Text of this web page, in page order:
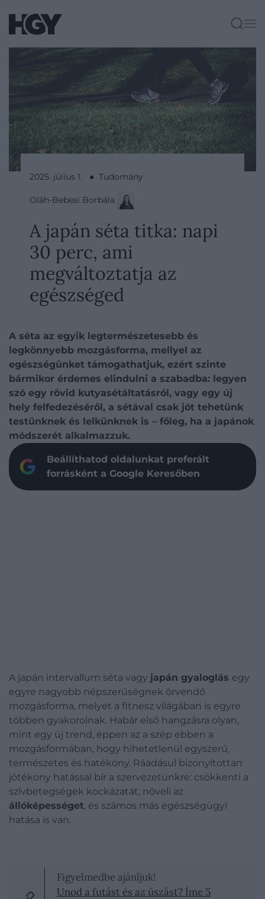
2025. július 1. ● Tudomány
Oláh-Bebesi Borbála
A japán séta titka: napi
30 perc, ami
megváltoztatja az
egészséged
A séta az egyik legtermészetesebb és
legkönnyebb mozgásforma, mellyel az
egészségünket támogathatjuk, ezért szinte
bármikor érdemes elindulni a szabadba: legyen
szó egy rövid kutyasétáltatásról, vagy egy új
hely felfedezéséről, a sétával csak jót tehetünk
testünknek és lelkünknek is – főleg, ha a japánok
módszerét alkalmazzuk.
Beállíthatod oldalunkat preferált
forrásként a Google Keresőben
A japán intervallum séta vagy japán gyaloglás egy
egyre nagyobb népszerűségnek örvendő
mozgásforma, melyet a fitnesz világában is egyre
többen gyakorolnak. Habár első hangzásra olyan,
mint egy új trend, éppen az a szép ebben a
mozgásformában, hogy hihetetlenül egyszerű,
természetes és hatékony. Ráadásul bizonyítottan
jótékony hatással bír a szervezetünkre: csökkenti a
szívbetegségek kockázatát, növeli az
állóképességet, és számos más egészségügyi
hatása is van.
Figyelmedbe ajánljuk!
Unod a futást és az úszást? Íme 5